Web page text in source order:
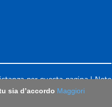
per questa pagina|Note
sia d’accordo Maggiori